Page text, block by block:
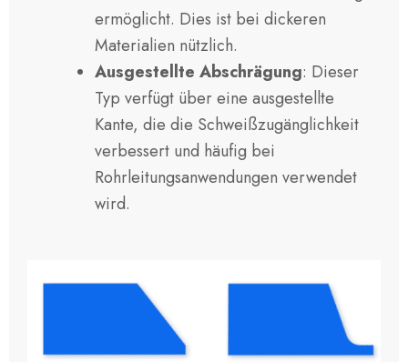
ermöglicht. Dies ist bei dickeren
Materialien nützlich.
Ausgestellte Abschrägung: Dieser
Typ verfügt über eine ausgestellte
Kante, die die Schweißzugänglichkeit
verbessert und häufig bei
Rohrleitungsanwendungen verwendet
wird.